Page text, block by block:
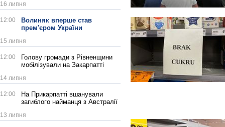
16 липня
12:00
Волиняк вперше став
прем'єром України
15 липня
12:00
Голову громади з Рівненщини
мобілізували на Закарпатті
14 липня
12:00
На Прикарпатті вшанували
загиблого найманця з Австралії
13 липня